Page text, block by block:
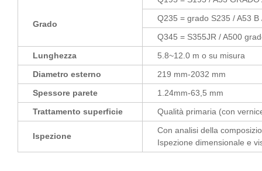
Grado
Q235 = grado S235 / A53
Q345 = S355JR / A500
Lunghezza
5.8~12.0 m o su misura
Diametro esterno
219 mm-2032 mm
Spessore parete
1.24mm-63,5 mm
Trattamento superficie
Qualità primaria (con
Ispezione
Con analisi della
Ispezione dimensionale e